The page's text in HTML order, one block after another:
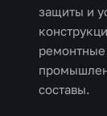
защиты и
составы.